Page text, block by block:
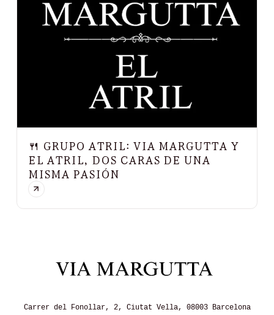
🍴 GRUPO ATRIL: VIA MARGUTTA Y
EL ATRIL, DOS CARAS DE UNA
MISMA PASIÓN
Carrer del Fonollar, 2, Ciutat Vella, 08003 Barcelona